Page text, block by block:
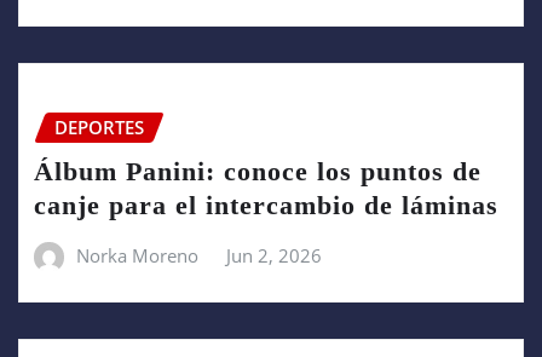
DEPORTES
Álbum Panini: conoce los puntos de
canje para el intercambio de láminas
Norka Moreno Jun 2, 2026